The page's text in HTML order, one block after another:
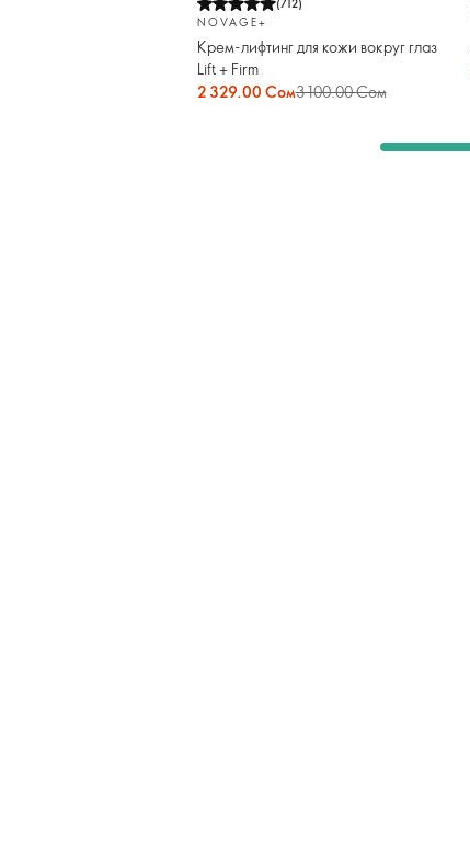
NOVAGE+
Крем-лифтинг для кожи вокруг глаз
Lift + Firm
2 329.00 Сом3 100.00 Сом